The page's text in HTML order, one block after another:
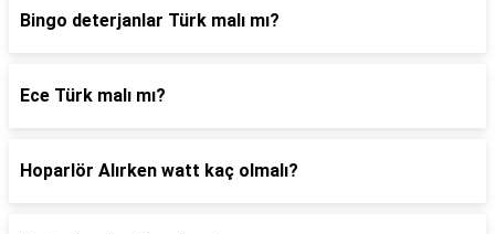
Bingo deterjanlar Türk malı mı?
Ece Türk malı mı?
Hoparlör Alırken watt kaç olmalı?